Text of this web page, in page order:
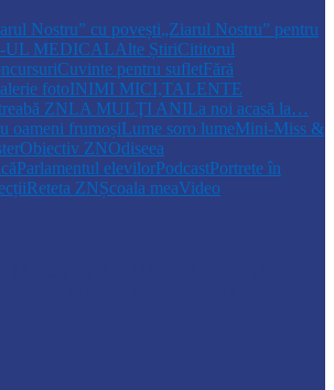
Nostru” cu povești„Ziarul Nostru” pentru
UL MEDICALAlte ȘtiriCititorul
Cuvinte pentru sufletFără
fotoINIMI MICI,TALENTE
ZNLA MULŢI ANILa noi acasă la…
oameni frumoșiLume soro lumeMini-Miss &
Obiectiv ZNOdiseea
Parlamentul elevilorPodcastPortrete în
Reteta ZNȘcoala meaVideo